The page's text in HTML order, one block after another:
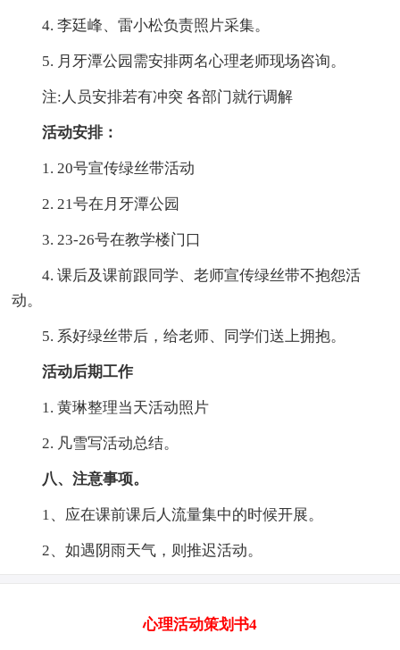
4. 李廷峰、雷小松负责照片采集。
5. 月牙潭公园需安排两名心理老师现场咨询。
注:人员安排若有冲突 各部门就行调解
活动安排：
1. 20号宣传绿丝带活动
2. 21号在月牙潭公园
3. 23-26号在教学楼门口
4. 课后及课前跟同学、老师宣传绿丝带不抱怨活
动。
5. 系好绿丝带后，给老师、同学们送上拥抱。
活动后期工作
1. 黄琳整理当天活动照片
2. 凡雪写活动总结。
八、注意事项。
1、应在课前课后人流量集中的时候开展。
2、如遇阴雨天气，则推迟活动。
心理活动策划书4